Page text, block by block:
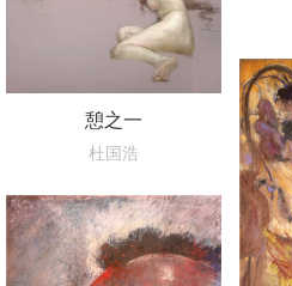
憩之一
杜国浩